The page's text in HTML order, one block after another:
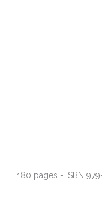
180 pages - ISBN